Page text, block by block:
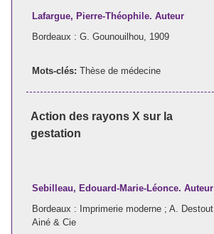
Lafargue, Pierre-Théophile. Auteur
Bordeaux : G. Gounouilhou, 1909
Mots-clés: Thèse de médecine
Action des rayons X sur la
gestation
Sebilleau, Edouard-Marie-Léonce. Auteur
Bordeaux : Imprimerie moderne ; A. Destout
Ainé & Cie